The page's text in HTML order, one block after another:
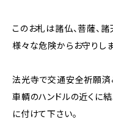
このお札は諸仏、菩薩、
様々な危険からお守りしま
法光寺で交通安全祈願済
車輌のハンドルの近くに
に付けて下さい。